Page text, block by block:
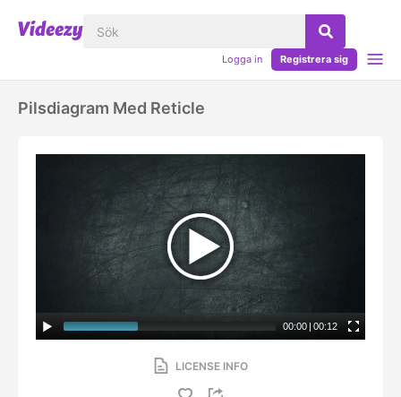
Logga in Registrera sig
Pilsdiagram Med Reticle
00:00 | 00:12
LICENSE INFO